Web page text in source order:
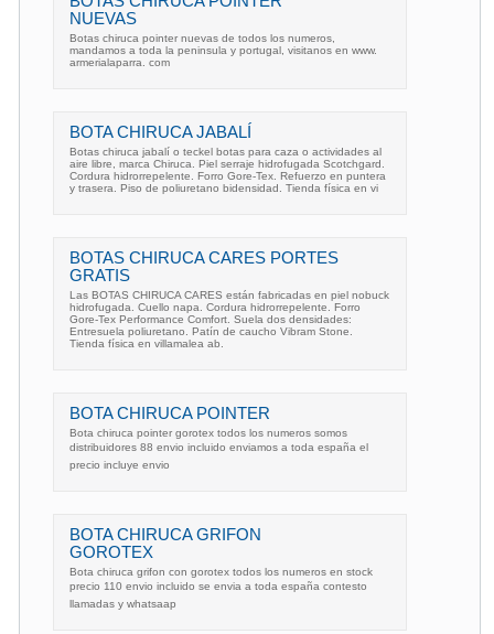
NUEVAS
Botas chiruca pointer nuevas de todos los numeros,
mandamos a toda la peninsula y portugal, visitanos en www.
armerialaparra. com
BOTA CHIRUCA JABALÍ
Botas chiruca jabalí o teckel botas para caza o actividades al
aire libre, marca Chiruca. Piel serraje hidrofugada Scotchgard.
Cordura hidrorrepelente. Forro Gore-Tex. Refuerzo en puntera
y trasera. Piso de poliuretano bidensidad. Tienda física en vi
BOTAS CHIRUCA CARES PORTES
GRATIS
Las BOTAS CHIRUCA CARES están fabricadas en piel nobuck
hidrofugada. Cuello napa. Cordura hidrorrepelente. Forro
Gore-Tex Performance Comfort. Suela dos densidades:
Entresuela poliuretano. Patín de caucho Vibram Stone.
Tienda física en villamalea ab.
BOTA CHIRUCA POINTER
Bota chiruca pointer gorotex todos los numeros somos
distribuidores 88 envio incluido enviamos a toda españa el
precio incluye envio
BOTA CHIRUCA GRIFON
GOROTEX
Bota chiruca grifon con gorotex todos los numeros en stock
precio 110 envio incluido se envia a toda españa contesto
llamadas y whatsaap